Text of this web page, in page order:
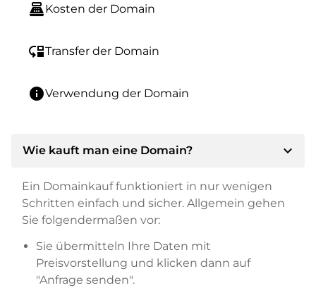
point_of_saleKosten der Domain
move_downTransfer der Domain
infoVerwendung der Domain
Wie kauft man eine Domain? expand_more
Ein Domainkauf funktioniert in nur wenigen
Schritten einfach und sicher. Allgemein gehen
Sie folgendermaßen vor:
Sie übermitteln Ihre Daten mit
Preisvorstellung und klicken dann auf
"Anfrage senden".